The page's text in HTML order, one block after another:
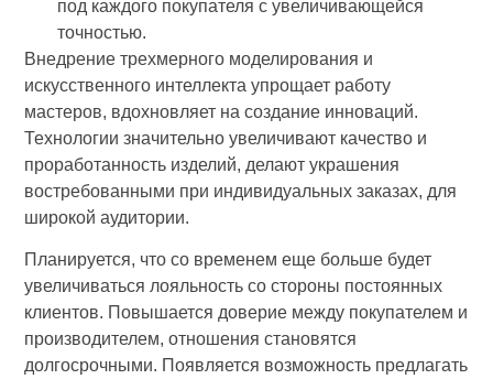
под каждого покупателя с увеличивающейся
точностью.
Внедрение трехмерного моделирования и
искусственного интеллекта упрощает работу
мастеров, вдохновляет на создание инноваций.
Технологии значительно увеличивают качество и
проработанность изделий, делают украшения
востребованными при индивидуальных заказах, для
широкой аудитории.
Планируется, что со временем еще больше будет
увеличиваться лояльность со стороны постоянных
клиентов. Повышается доверие между покупателем и
производителем, отношения становятся
долгосрочными. Появляется возможность предлагать